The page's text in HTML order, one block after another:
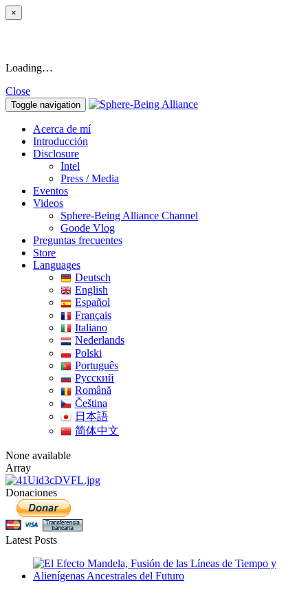
×
Loading…
Close
Toggle navigation
Acerca de mí
Introducción
Disclosure
Intel
Press / Media
Eventos
Videos
Sphere-Being Alliance Channel
Goode Vlog
Preguntas frecuentes
Store
Languages
Deutsch
English
Español
Français
Italiano
Nederlands
Polski
Português
Pусский
Română
Čeština
日本語
简体中文
None available
Array
Donaciones
Latest Posts